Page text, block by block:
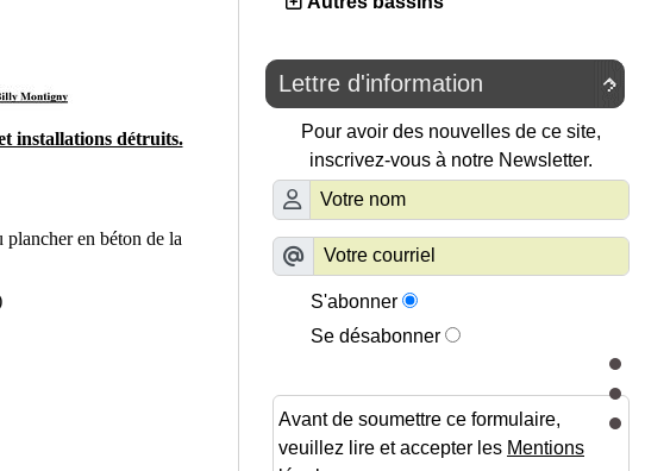
installations détruits.
en béton de la

Lettre d'information
Pour avoir des nouvelles de ce site,
inscrivez-vous à notre Newsletter.
S'abonner
Se désabonner
Avant de soumettre ce formulaire,
veuillez lire et accepter les Mentions